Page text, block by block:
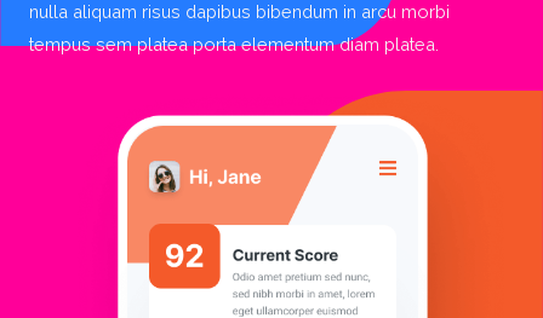
nulla aliquam risus dapibus bibendum in arcu morbi
tempus sem platea porta elementum diam platea.